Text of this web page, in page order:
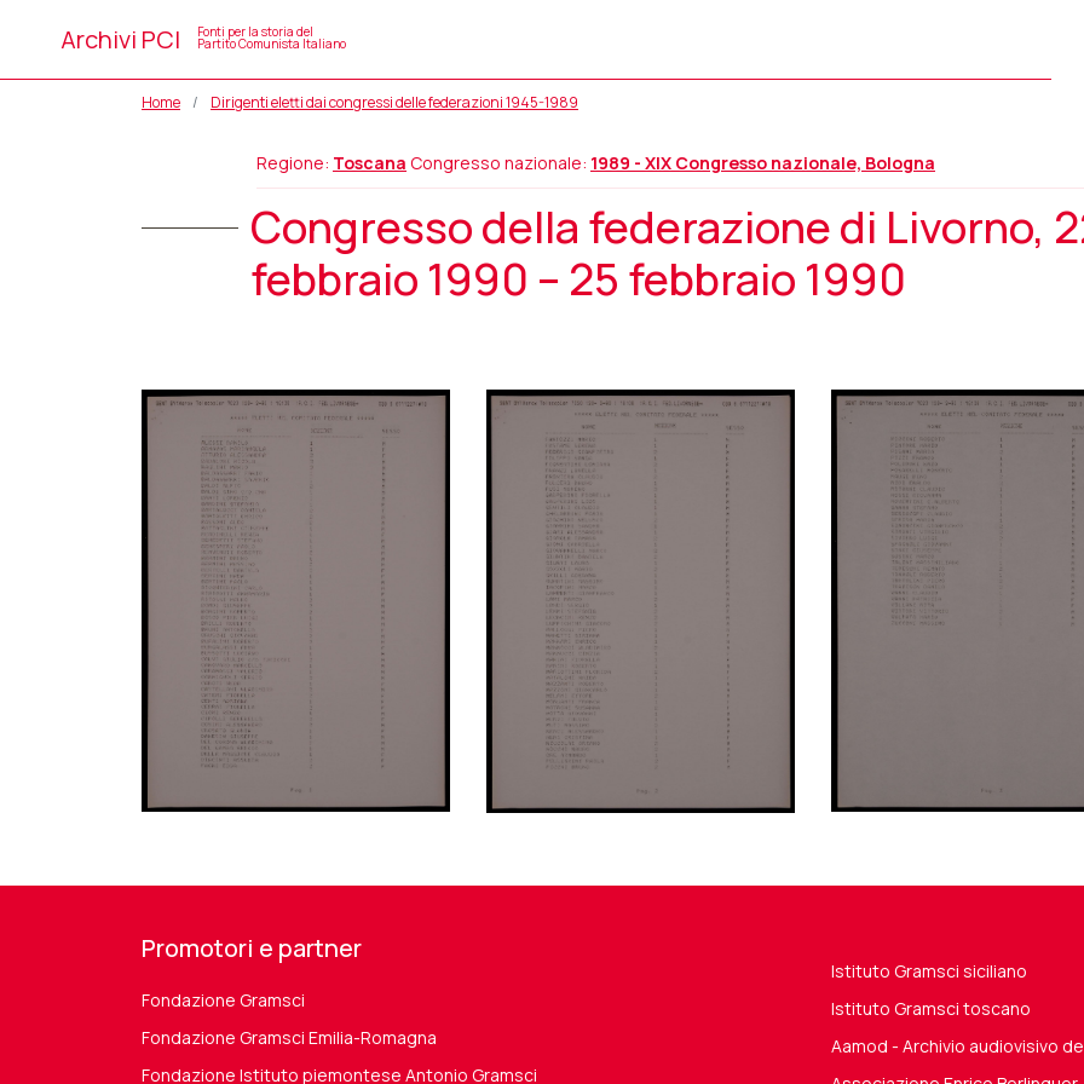
Archivi PCI Fonti per la storia del
Partito Comunista Italiano
Home Dirigenti eletti dai congressi delle federazioni 1945-1989
Regione: Toscana Congresso nazionale: 1989 - XIX Congresso nazionale, Bologna
Congresso della federazione di Livorno,
febbraio 1990 – 25 febbraio 1990
Promotori e partner
Fondazione Gramsci
Fondazione Gramsci Emilia-Romagna
Fondazione Istituto piemontese Antonio Gramsci
Istituto Gramsci siciliano
Istituto Gramsci toscano
Aamod - Archivio audiovisivo